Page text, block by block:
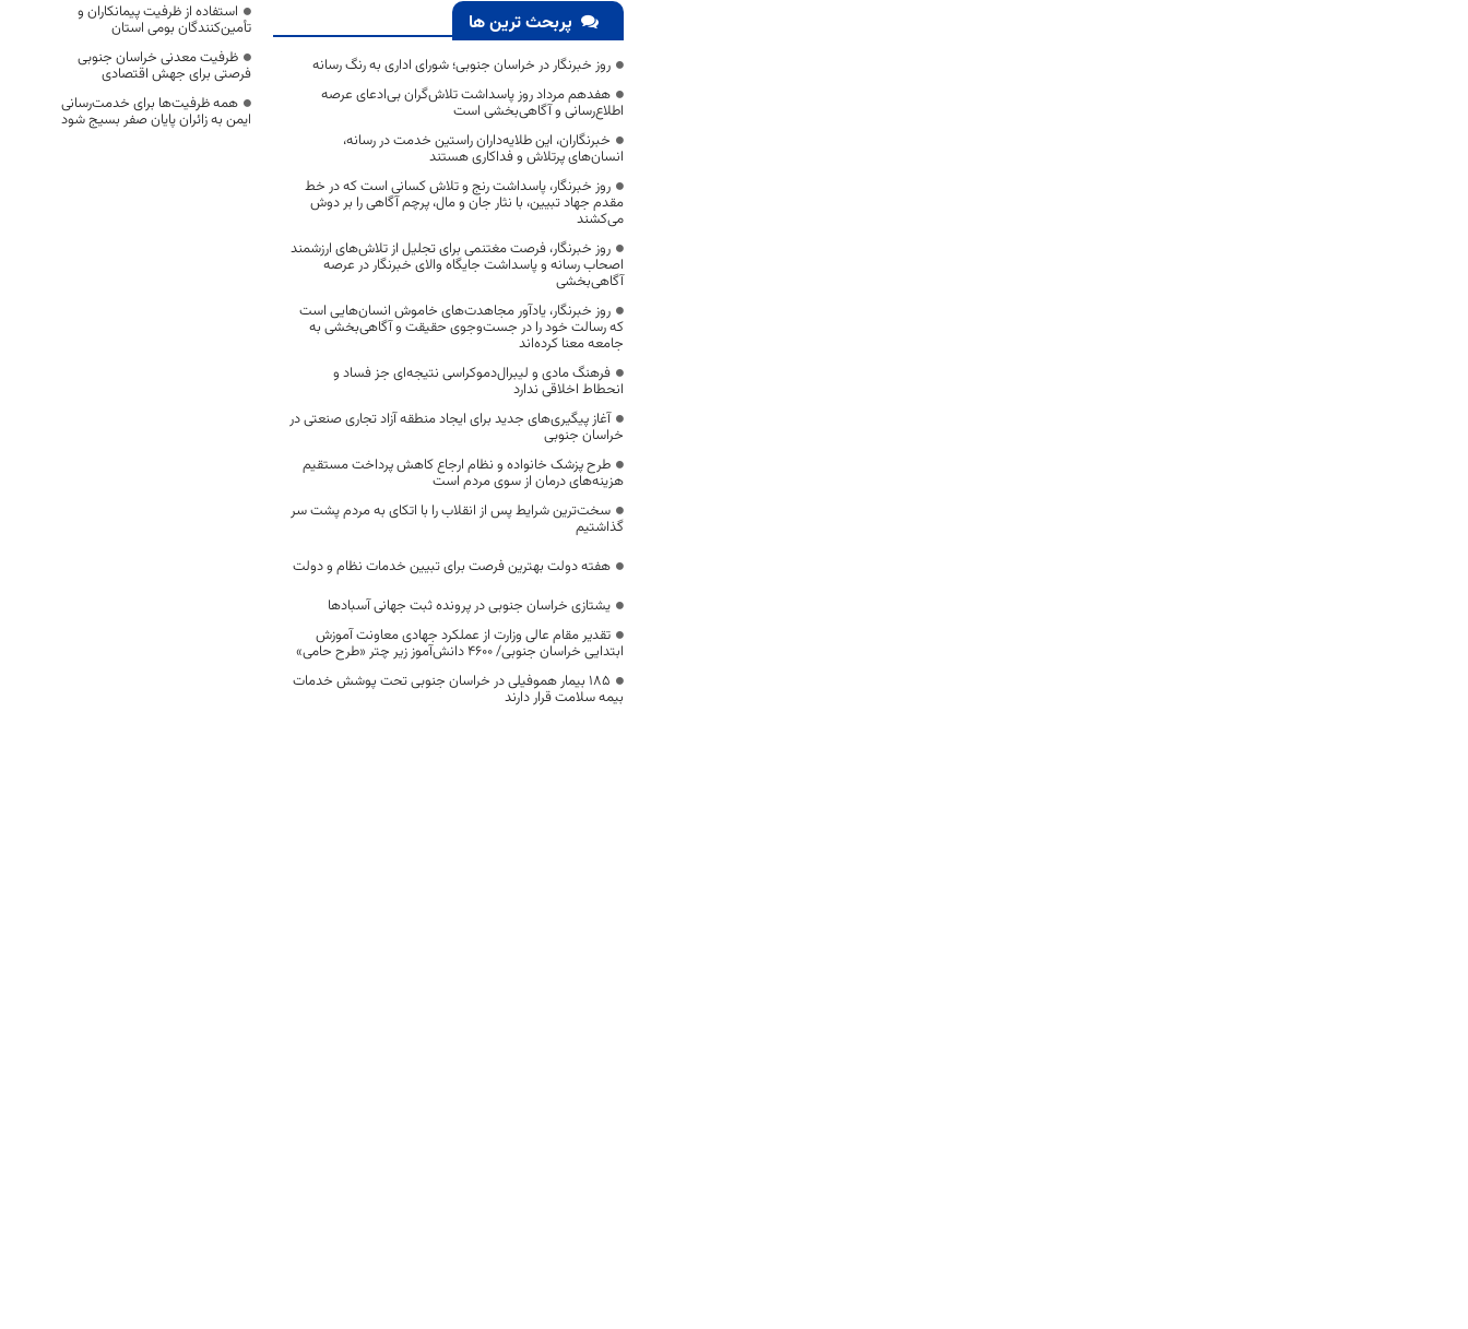
پربحث ترین ها
روز خبرنگار در خراسان جنوبی؛ شورای اداری به رنگ رسانه
هفدهم مرداد روز پاسداشت تلاش‌گران بی‌ادعای عرصه
اطلاع‌رسانی و آگاهی‌بخشی است
خبرنگاران، این طلایه‌داران راستین خدمت در رسانه،
انسان‌های پرتلاش و فداکاری هستند
روز خبرنگار، پاسداشت رنج و تلاش کسانی است که در خط
مقدم جهاد تبیین، با نثار جان و مال، پرچم آگاهی را بر دوش
می‌کشند
روز خبرنگار، فرصت مغتنمی برای تجلیل از تلاش‌های ارزشمند
اصحاب رسانه و پاسداشت جایگاه والای خبرنگار در عرصه
آگاهی‌بخشی
روز خبرنگار، یادآور مجاهدت‌های خاموش انسان‌هایی است
که رسالت خود را در جست‌وجوی حقیقت و آگاهی‌بخشی به
جامعه معنا کرده‌اند
فرهنگ مادی و لیبرال‌دموکراسی نتیجه‌ای جز فساد و
انحطاط اخلاقی ندارد
آغاز پیگیری‌های جدید برای ایجاد منطقه آزاد تجاری صنعتی در
خراسان جنوبی
طرح پزشک خانواده و نظام ارجاع کاهش پرداخت مستقیم
هزینه‌های درمان از سوی مردم است
سخت‌ترین شرایط پس از انقلاب را با اتکای به مردم پشت سر
گذاشتیم
هفته دولت بهترین فرصت برای تبیین خدمات نظام و دولت
یشتازی خراسان جنوبی در پرونده ثبت جهانی آسبادها
تقدیر مقام عالی وزارت از عملکرد جهادی معاونت آموزش
ابتدایی خراسان جنوبی/ ۴۶۰۰ دانش‌آموز زیر چتر «طرح حامی»
۱۸۵ بیمار هموفیلی در خراسان جنوبی تحت پوشش خدمات
بیمه سلامت قرار دارند
استفاده از ظرفیت پیمانکاران و
تأمین‌کنندگان بومی استان
ظرفیت معدنی خراسان جنوبی
فرصتی برای جهش اقتصادی
همه ظرفیت‌ها برای خدمت‌رسانی
ایمن به زائران پایان صفر بسیج شود